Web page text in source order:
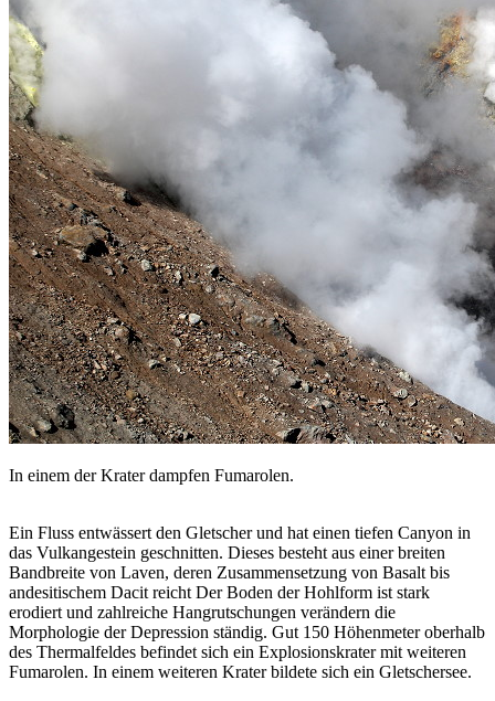
In einem der Krater dampfen Fumarolen.
Ein Fluss entwässert den Gletscher und hat einen tiefen Canyon in
das Vulkangestein geschnitten. Dieses besteht aus einer breiten
Bandbreite von Laven, deren Zusammensetzung von Basalt bis
andesitischem Dacit reicht Der Boden der Hohlform ist stark
erodiert und zahlreiche Hangrutschungen verändern die
Morphologie der Depression ständig. Gut 150 Höhenmeter oberhalb
des Thermalfeldes befindet sich ein Explosionskrater mit weiteren
Fumarolen. In einem weiteren Krater bildete sich ein Gletschersee.